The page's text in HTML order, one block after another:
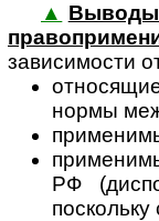
▲ Выводы
зависимости
нормы
РФ